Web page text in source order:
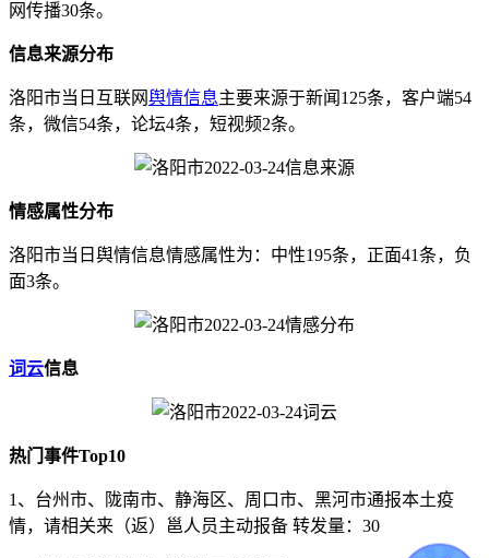
网传播30条。
信息来源分布
洛阳市当日互联网舆情信息主要来源于新闻125条，客户端54
条，微信54条，论坛4条，短视频2条。
情感属性分布
洛阳市当日舆情信息情感属性为：中性195条，正面41条，负
面3条。
词云信息
热门事件Top10
1、台州市、陇南市、静海区、周口市、黑河市通报本土疫
情，请相关来（返）邕人员主动报备 转发量：30